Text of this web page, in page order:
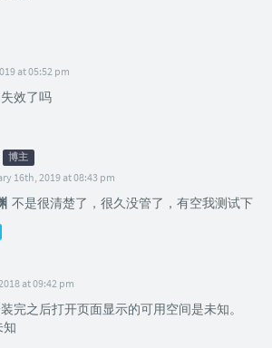
at 05:52 pm
效了吗
博主
16th, 2019 at 08:43 pm
不是很清楚了，很久没管了，有空我测试下
at 09:42 pm
完之后打开页面显示的可用空间是未知。
知